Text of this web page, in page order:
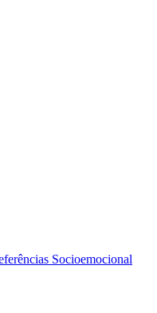
Socioemocional